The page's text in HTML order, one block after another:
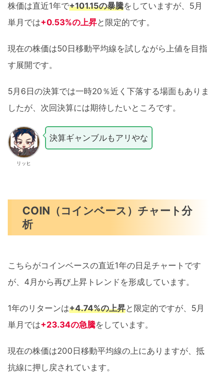
株価は直近1年で+101.15の暴騰をしていますが、5月
単月では+0.53%の上昇と限定的です。
現在の株価は50日移動平均線を試しながら上値を目指
す展開です。
5月6日の決算では一時20％近く下落する場面もありま
したが、次回決算には期待したいところです。
リッヒ
決算ギャンブルもアリやな
COIN（コインベース）チャート分
析
こちらがコインベースの直近1年の日足チャートです
が、4月から再び上昇トレンドを形成しています。
1年のリターンは+4.74%の上昇と限定的ですが、5月
単月では+23.34の急騰をしています。
現在の株価は200日移動平均線の上にありますが、抵
抗線に押し戻されています。